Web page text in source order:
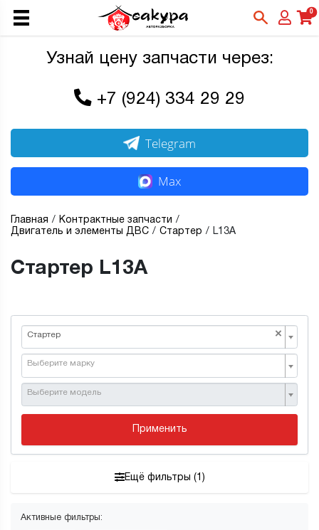
0
Узнай цену запчасти через:
+7 (924) 334 29 29
Telegram
Max
Главная
Контрактные запчасти
Двигатель и элементы ДВС
Стартер L13A
Стартер L13A
×
Стартер
Выберите марку
Выберите модель
Применить
Ещё фильтры (1)
Активные фильтры: